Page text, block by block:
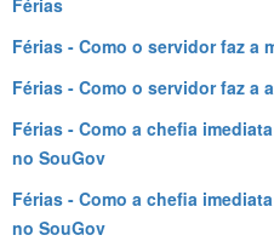
Férias - Como o servidor faz a
Férias - Como o servidor faz a
Férias - Como a chefia
no SouGov
Férias - Como a chefia
no SouGov